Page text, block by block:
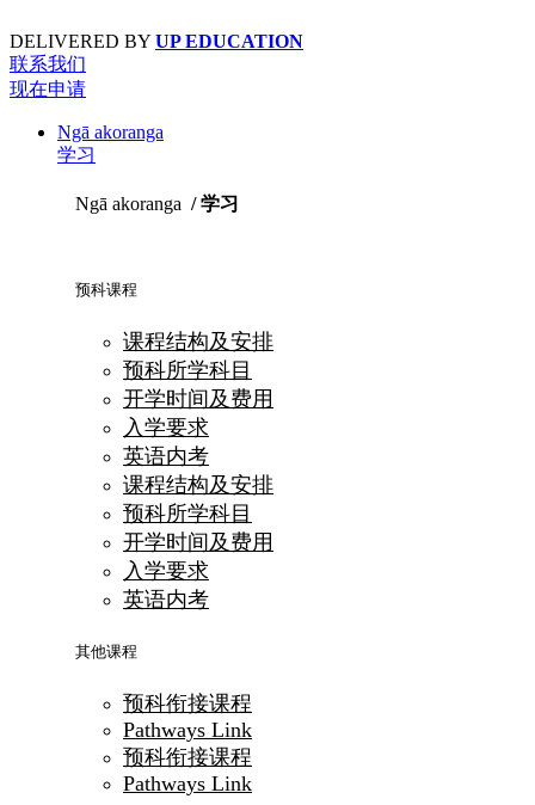
to
content
DELIVERED BY UP EDUCATION
联系我们
现在申请
Ngā akoranga
学习
Ngā akoranga / 学习
预科课程
课程结构及安排
预科所学科目
开学时间及费用
入学要求
英语内考
课程结构及安排
预科所学科目
开学时间及费用
入学要求
英语内考
其他课程
预科衔接课程
Pathways Link
预科衔接课程
Pathways Link